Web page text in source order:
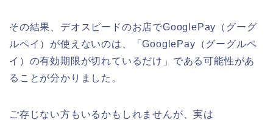
その結果、デオスピードのお店でGooglePay（グーグ
ルペイ）が使えないのは、「GooglePay（グーグルペ
イ）の有効期限が切れているだけ」である可能性があ
ることが分かりました。
ご存じない方もいるかもしれませんが、実は